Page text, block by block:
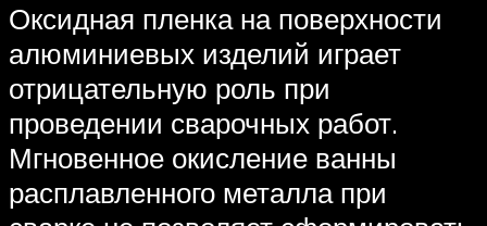
Оксидная пленка на поверхности
алюминиевых изделий играет
отрицательную роль при
проведении сварочных работ.
Мгновенное окисление ванны
расплавленного металла при